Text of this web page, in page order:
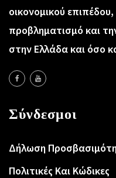
οικονομικού
προβληματισμό και
στην Ελλάδα και όσο
Σύνδεσμοι
Δήλωση
Πολιτικές Και Κώδικες